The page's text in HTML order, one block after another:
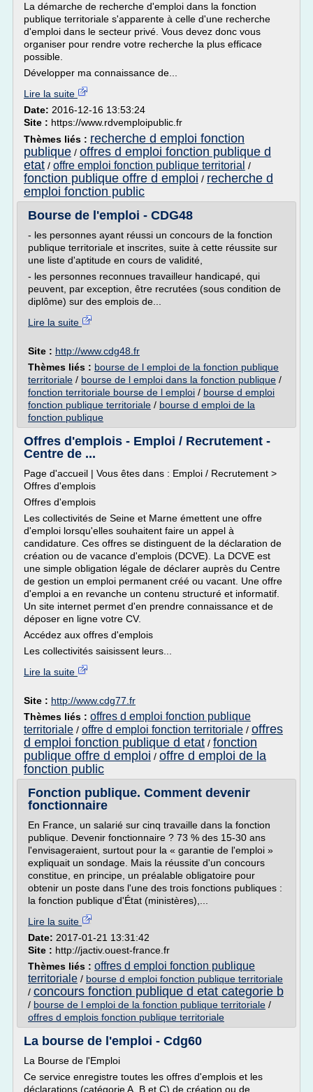
La démarche de recherche d'emploi dans la fonction
publique territoriale s'apparente à celle d'une recherche
d'emploi dans le secteur privé. Vous devez donc vous
organiser pour rendre votre recherche la plus efficace
possible.
Développer ma connaissance de...
Lire la suite
Date: 2016-12-16 13:53:24
Site : https://www.rdvemploipublic.fr
Thèmes liés : recherche d emploi fonction
publique / offres d emploi fonction publique d
etat / offre emploi fonction publique territorial /
fonction publique offre d emploi / recherche d
emploi fonction public
Bourse de l'emploi - CDG48
- les personnes ayant réussi un concours de la fonction
publique territoriale et inscrites, suite à cette réussite sur
une liste d'aptitude en cours de validité,
- les personnes reconnues travailleur handicapé, qui
peuvent, par exception, être recrutées (sous condition de
diplôme) sur des emplois de...
Lire la suite
Site : http://www.cdg48.fr
Thèmes liés : bourse de l emploi de la fonction publique
territoriale / bourse de l emploi dans la fonction publique /
fonction territoriale bourse de l emploi / bourse d emploi
fonction publique territoriale / bourse d emploi de la
fonction publique
Offres d'emplois - Emploi / Recrutement -
Centre de ...
Page d'accueil | Vous êtes dans : Emploi / Recrutement >
Offres d'emplois
Offres d'emplois
Les collectivités de Seine et Marne émettent une offre
d'emploi lorsqu'elles souhaitent faire un appel à
candidature. Ces offres se distinguent de la déclaration de
création ou de vacance d'emplois (DCVE). La DCVE est
une simple obligation légale de déclarer auprès du Centre
de gestion un emploi permanent créé ou vacant. Une offre
d'emploi a en revanche un contenu structuré et informatif.
Un site internet permet d'en prendre connaissance et de
déposer en ligne votre CV.
Accédez aux offres d'emplois
Les collectivités saisissent leurs...
Lire la suite
Site : http://www.cdg77.fr
Thèmes liés : offres d emploi fonction publique
territoriale / offre d emploi fonction territoriale / offres
d emploi fonction publique d etat / fonction
publique offre d emploi / offre d emploi de la
fonction public
Fonction publique. Comment devenir
fonctionnaire
En France, un salarié sur cinq travaille dans la fonction
publique. Devenir fonctionnaire ? 73 % des 15-30 ans
l'envisageraient, surtout pour la « garantie de l'emploi »
expliquait un sondage. Mais la réussite d'un concours
constitue, en principe, un préalable obligatoire pour
obtenir un poste dans l'une des trois fonctions publiques :
la fonction publique d'État (ministères),...
Lire la suite
Date: 2017-01-21 13:31:42
Site : http://jactiv.ouest-france.fr
Thèmes liés : offres d emploi fonction publique
territoriale / bourse d emploi fonction publique territoriale
/ concours fonction publique d etat categorie b
/ bourse de l emploi de la fonction publique territoriale /
offres d emplois fonction publique territoriale
La bourse de l'emploi - Cdg60
La Bourse de l'Emploi
Ce service enregistre toutes les offres d'emplois et les
déclarations (catégorie A, B et C) de création ou de